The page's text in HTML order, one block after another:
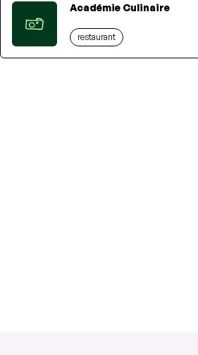
Académie Culinaire
restaurant